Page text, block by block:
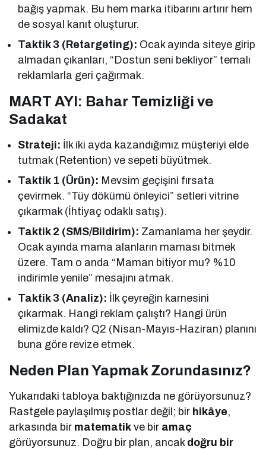
bağış yapmak. Bu hem marka itibarını artırır hem
de sosyal kanıt oluşturur.
Taktik 3 (Retargeting): Ocak ayında siteye girip
almadan çıkanları, “Dostun seni bekliyor” temalı
reklamlarla geri çağırmak.
MART AYI: Bahar Temizliği ve
Sadakat
Strateji: İlk iki ayda kazandığımız müşteriyi elde
tutmak (Retention) ve sepeti büyütmek.
Taktik 1 (Ürün): Mevsim geçişini fırsata
çevirmek. “Tüy dökümü önleyici” setleri vitrine
çıkarmak (İhtiyaç odaklı satış).
Taktik 2 (SMS/Bildirim): Zamanlama her şeydir.
Ocak ayında mama alanların maması bitmek
üzere. Tam o anda “Maman bitiyor mu? %10
indirimle yenile” mesajını atmak.
Taktik 3 (Analiz): İlk çeyreğin karnesini
çıkarmak. Hangi reklam çalıştı? Hangi ürün
elimizde kaldı? Q2 (Nisan-Mayıs-Haziran) planını
buna göre revize etmek.
Neden Plan Yapmak Zorundasınız?
Yukarıdaki tabloya baktığınızda ne görüyorsunuz?
Rastgele paylaşılmış postlar değil; bir hikâye,
arkasında bir matematik ve bir amaç
görüyorsunuz. Doğru bir plan, ancak doğru bir